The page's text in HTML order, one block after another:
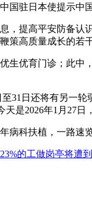
国驻日本使提示中
提高平安防备认识
策高质量成长的若
优育门诊；此中，
日还将有另一轮
是2026年1月27日
科扶植，一路速览
的工做岗亭将遭